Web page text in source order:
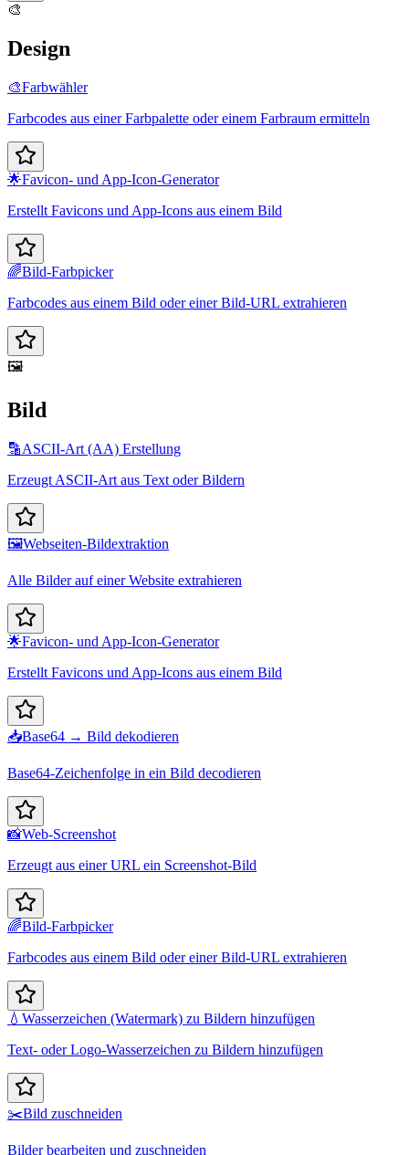
🎨
Design
🎨Farbwähler
Farbcodes aus einer Farbpalette oder einem Farbraum ermitteln
🌟Favicon- und App-Icon-Generator
Erstellt Favicons und App-Icons aus einem Bild
🌈Bild-Farbpicker
Farbcodes aus einem Bild oder einer Bild-URL extrahieren
🖼️
Bild
🔡ASCII-Art (AA) Erstellung
Erzeugt ASCII-Art aus Text oder Bildern
🖼️Webseiten-Bildextraktion
Alle Bilder auf einer Website extrahieren
🌟Favicon- und App-Icon-Generator
Erstellt Favicons und App-Icons aus einem Bild
📥Base64 → Bild dekodieren
Base64-Zeichenfolge in ein Bild decodieren
📸Web-Screenshot
Erzeugt aus einer URL ein Screenshot-Bild
🌈Bild-Farbpicker
Farbcodes aus einem Bild oder einer Bild-URL extrahieren
💧 Wasserzeichen (Watermark) zu Bildern hinzufügen
Text- oder Logo-Wasserzeichen zu Bildern hinzufügen
✂️Bild zuschneiden
Bilder bearbeiten und zuschneiden